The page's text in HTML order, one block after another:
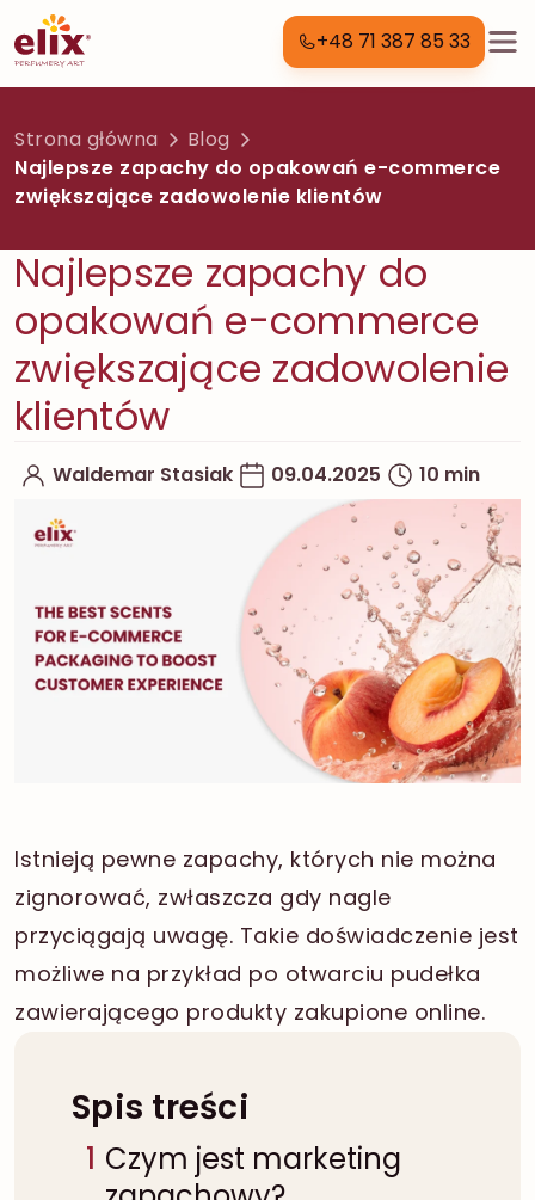
+48 71 387 85 33
Strona główna
Blog
Najlepsze zapachy do opakowań e-commerce
zwiększające zadowolenie klientów
Najlepsze zapachy do
opakowań e-commerce
zwiększające zadowolenie
klientów
Waldemar Stasiak 09.04.2025 10 min
Istnieją pewne zapachy, których nie można
zignorować, zwłaszcza gdy nagle
przyciągają uwagę. Takie doświadczenie jest
możliwe na przykład po otwarciu pudełka
zawierającego produkty zakupione online.
Spis treści
1 Czym jest marketing